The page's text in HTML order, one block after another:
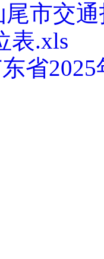
尾市交
表.xls
省